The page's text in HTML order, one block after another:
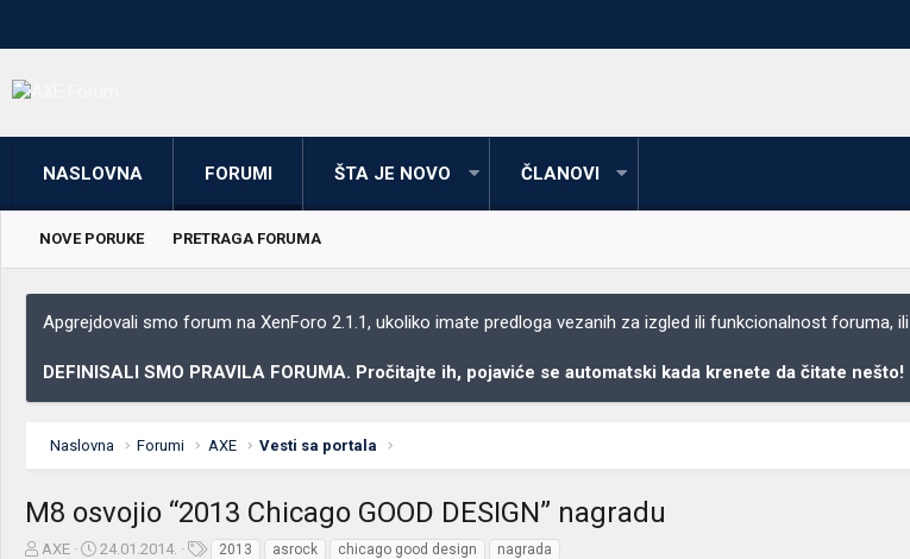
NASLOVNA FORUMI ŠTA JE NOVO ČLANOVI
NOVE PORUKE PRETRAGA FORUMA
Apgrejdovali smo forum na XenForo 2.1.1, ukoliko imate predloga vezanih za izgled ili funkcionalnost foruma,
DEFINISALI SMO PRAVILA FORUMA. Pročitajte ih, pojaviće se automatski kada krenete da čitate nešto!
Naslovna Forumi AXE Vesti sa portala
M8 osvojio “2013 Chicago GOOD DESIGN” nagradu
Z
AXE
D
24.01.2014. 2013 asrock chicago good design nagrada